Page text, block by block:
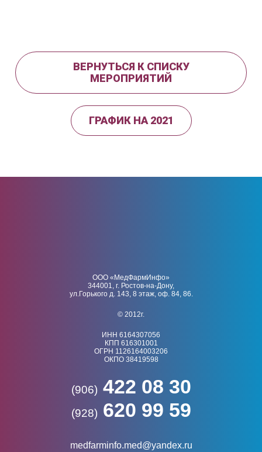
ВЕРНУТЬСЯ К СПИСКУ
МЕРОПРИЯТИЙ
ГРАФИК НА 2021
ООО «МедФармИнфо»
344001, г. Ростов-на-Дону,
ул.Горького д. 143, 8 этаж, оф. 84, 86.
© 2012г.
ИНН 6164307056
КПП 616301001
ОГРН 1126164003206
ОКПО 38419598
(906) 422 08 30
(928) 620 99 59
medfarminfo.med@yandex.ru